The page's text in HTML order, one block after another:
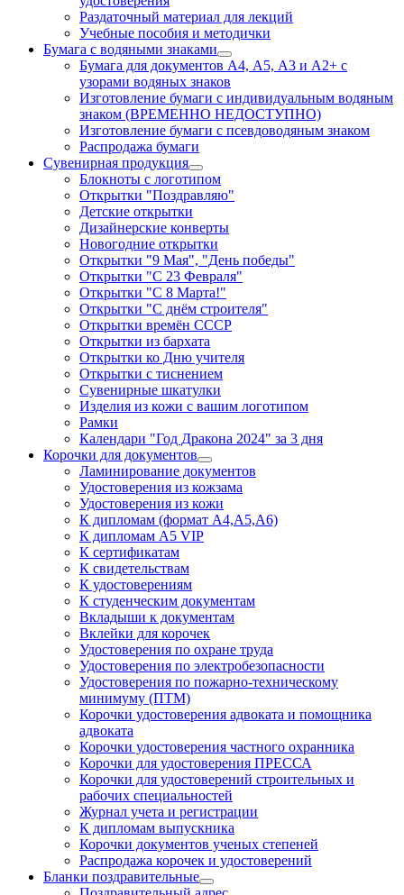
Раздаточный материал для лекций
Учебные пособия и методички
Бумага с водяными знаками
Бумага для документов А4, А5, А3 и А2+ с
узорами водяных знаков
Изготовление бумаги с индивидуальным водяным
знаком (ВРЕМЕННО НЕДОСТУПНО)
Изготовление бумаги с псевдоводяным знаком
Распродажа бумаги
Сувенирная продукция
Блокноты с логотипом
Открытки "Поздравляю"
Детские открытки
Дизайнерские конверты
Новогодние открытки
Открытки "9 Мая", "День победы"
Открытки "С 23 Февраля"
Открытки "С 8 Марта!"
Открытки "С днём строителя"
Открытки времён СССР
Открытки из бархата
Открытки ко Дню учителя
Открытки с тиснением
Сувенирные шкатулки
Изделия из кожи с вашим логотипом
Рамки
Календари "Год Дракона 2024" за 3 дня
Корочки для документов
Ламинирование документов
Удостоверения из кожзама
Удостоверения из кожи
К дипломам (формат А4,А5,А6)
К дипломам А5 VIP
К сертификатам
К свидетельствам
К удостоверениям
К студенческим документам
Вкладыши к документам
Вклейки для корочек
Удостоверения по охране труда
Удостоверения по электробезопасности
Удостоверения по пожарно-техническому
минимуму (ПТМ)
Корочки удостоверения адвоката и помощника
адвоката
Корочки удостоверения частного охранника
Корочки для удостоверения ПРЕССА
Корочки для удостоверений строительных и
рабочих специальностей
Журнал учета и регистрации
К дипломам выпускника
Корочки документов ученых степеней
Распродажа корочек и удостоверений
Бланки поздравительные